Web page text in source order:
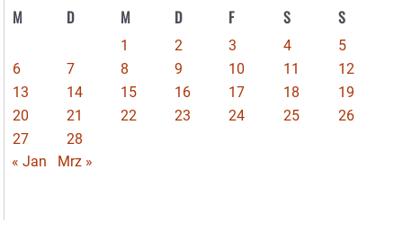
M D M D F S S
1 2 3 4
5
6
7 8 9 10 11
12
13
14 15 16 17 18
19
20
21 22 23 24 25
26
27
28
« Jan
Mrz »